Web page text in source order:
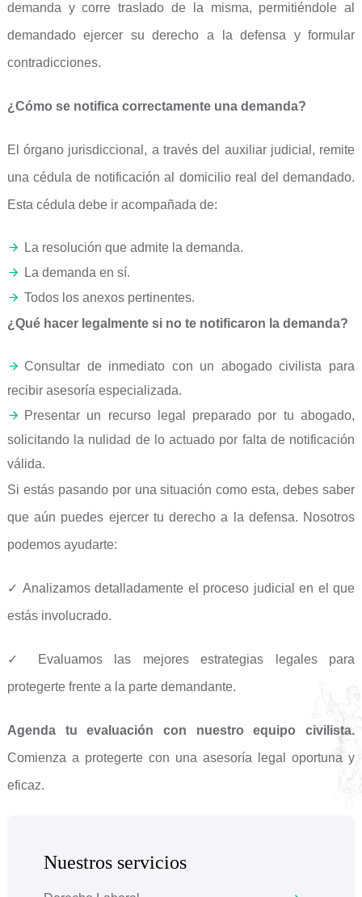
demanda y corre traslado de la misma, permitiéndole al
demandado ejercer su derecho a la defensa y formular
contradicciones.
¿Cómo se notifica correctamente una demanda?
El órgano jurisdiccional, a través del auxiliar judicial, remite
una cédula de notificación al domicilio real del demandado.
Esta cédula debe ir acompañada de:
La resolución que admite la demanda.
La demanda en sí.
Todos los anexos pertinentes.
¿Qué hacer legalmente si no te notificaron la demanda?
Consultar de inmediato con un abogado civilista para
recibir asesoría especializada.
Presentar un recurso legal preparado por tu abogado,
solicitando la nulidad de lo actuado por falta de notificación
válida.
Si estás pasando por una situación como esta, debes saber
que aún puedes ejercer tu derecho a la defensa. Nosotros
podemos ayudarte:
✓ Analizamos detalladamente el proceso judicial en el que
estás involucrado.
✓ Evaluamos las mejores estrategias legales para
protegerte frente a la parte demandante.
Agenda tu evaluación con nuestro equipo civilista.
Comienza a protegerte con una asesoría legal oportuna y
eficaz.
Nuestros servicios